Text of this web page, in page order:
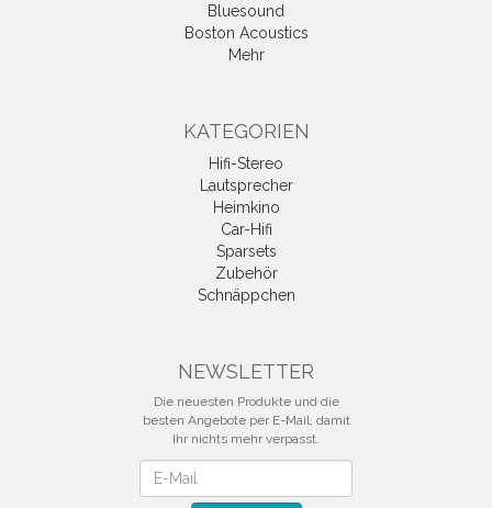
Bluesound
Boston Acoustics
Mehr
KATEGORIEN
Hifi-Stereo
Lautsprecher
Heimkino
Car-Hifi
Sparsets
Zubehör
Schnäppchen
NEWSLETTER
Die neuesten Produkte und die
besten Angebote per E-Mail, damit
Ihr nichts mehr verpasst.